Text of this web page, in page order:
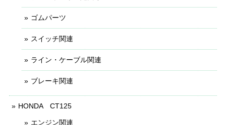
ゴムパーツ
スイッチ関連
ライン・ケーブル関連
ブレーキ関連
HONDA CT125
エンジン関連